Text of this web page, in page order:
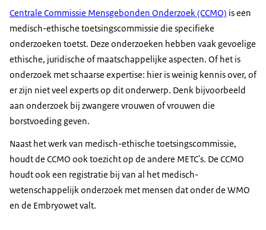
Centrale Commissie Mensgebonden Onderzoek (CCMO) is een
medisch-ethische toetsingscommissie die specifieke
onderzoeken toetst. Deze onderzoeken hebben vaak gevoelige
ethische, juridische of maatschappelijke aspecten. Of het is
onderzoek met schaarse expertise: hier is weinig kennis over, of
er zijn niet veel experts op dit onderwerp. Denk bijvoorbeeld
aan onderzoek bij zwangere vrouwen of vrouwen die
borstvoeding geven.
Naast het werk van medisch-ethische toetsingscommissie,
houdt de CCMO ook toezicht op de andere METC's. De CCMO
houdt ook een registratie bij van al het medisch-
wetenschappelijk onderzoek met mensen dat onder de WMO
en de Embryowet valt.